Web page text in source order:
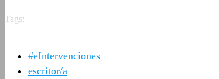
Tags:
#eIntervenciones
escritor/a